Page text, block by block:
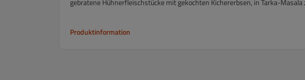
gebratene Hühnerfleischstücke mit gekochten Kichererbsen, in Tarka-Masala
Produktinformation